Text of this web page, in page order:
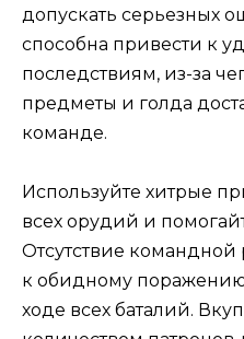
допускать серьезных
способна привести к
последствиям, из-за
предметы и голда
команде.
Используйте хитрые
всех орудий и
Отсутствие
к обидному
ходе всех баталий.